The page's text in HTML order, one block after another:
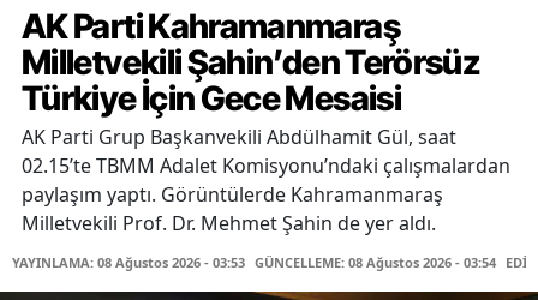
AK Parti Kahramanmaraş
Milletvekili Şahin’den Terörsüz
Türkiye İçin Gece Mesaisi
AK Parti Grup Başkanvekili Abdülhamit Gül, saat
02.15’te TBMM Adalet Komisyonu’ndaki çalışmalardan
paylaşım yaptı. Görüntülerde Kahramanmaraş
Milletvekili Prof. Dr. Mehmet Şahin de yer aldı.
YAYINLAMA: 08 Ağustos 2026 - 03:53 GÜNCELLEME: 08 Ağustos 2026 - 03:54